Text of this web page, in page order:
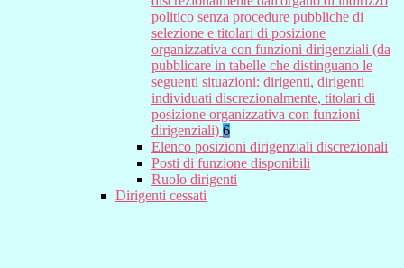
politico senza procedure pubbliche di
selezione e titolari di posizione
organizzativa con funzioni dirigenziali (da
pubblicare in tabelle che distinguano le
seguenti situazioni: dirigenti, dirigenti
individuati discrezionalmente, titolari di
posizione organizzativa con funzioni
dirigenziali) 6
Elenco posizioni dirigenziali discrezionali
Posti di funzione disponibili
Ruolo dirigenti
Dirigenti cessati